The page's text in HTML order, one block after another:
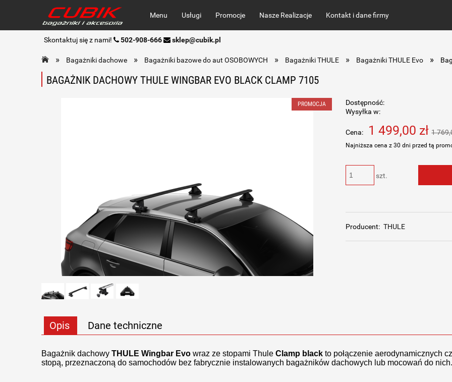
Menu Usługi Promocje Nasze Realizacje Kontakt i dane firmy
Skontaktuj się z nami! 502-908-666 sklep@cubik.pl
» Bagażniki dachowe » Bagażniki bazowe do aut OSOBOWYCH » Bagażniki THULE » Bagażniki THULE Evo »
BAGAŻNIK DACHOWY THULE WINGBAR EVO BLACK CLAMP 7105
PROMOCJA Dostępność:
Wysyłka w:
Cena: 1 499,00 zł 1
Najniższa cena z 30 dni przed tą
Jeżeli produkt jest
dni, wyświetlana jest
momentu, kiedy produkt
szt.
Producent: THULE
Opis Dane techniczne
Bagażnik dachowy THULE Wingbar Evo wraz ze stopami Thule Clamp black to połączenie aerodynamicznych
stopą, przeznaczoną do samochodów bez fabrycznie instalowanych bagażników dachowych lub mocowań do nich.